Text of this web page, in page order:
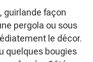
guirlande façon
pergola ou sous
le décor.
quelques bougies